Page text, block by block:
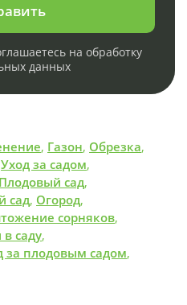
на обработку
данных
, Газон, Обрезка,
Уход за садом,
Плодовый сад,
сад, Огород,
сорняков,
саду,
за плодовым садом,